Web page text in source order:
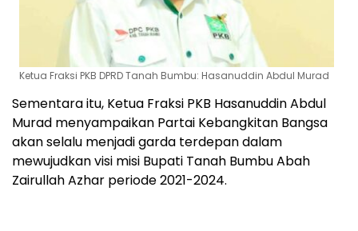
Ketua Fraksi PKB DPRD Tanah Bumbu: Hasanuddin Abdul Murad
Sementara itu, Ketua Fraksi PKB Hasanuddin Abdul
Murad menyampaikan Partai Kebangkitan Bangsa
akan selalu menjadi garda terdepan dalam
mewujudkan visi misi Bupati Tanah Bumbu Abah
Zairullah Azhar periode 2021-2024.